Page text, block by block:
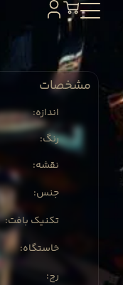
مشخصات
:اندازه
:رنگ
:نقشه
:جنس
:تکنیک بافت
:خاستگاه
:رج